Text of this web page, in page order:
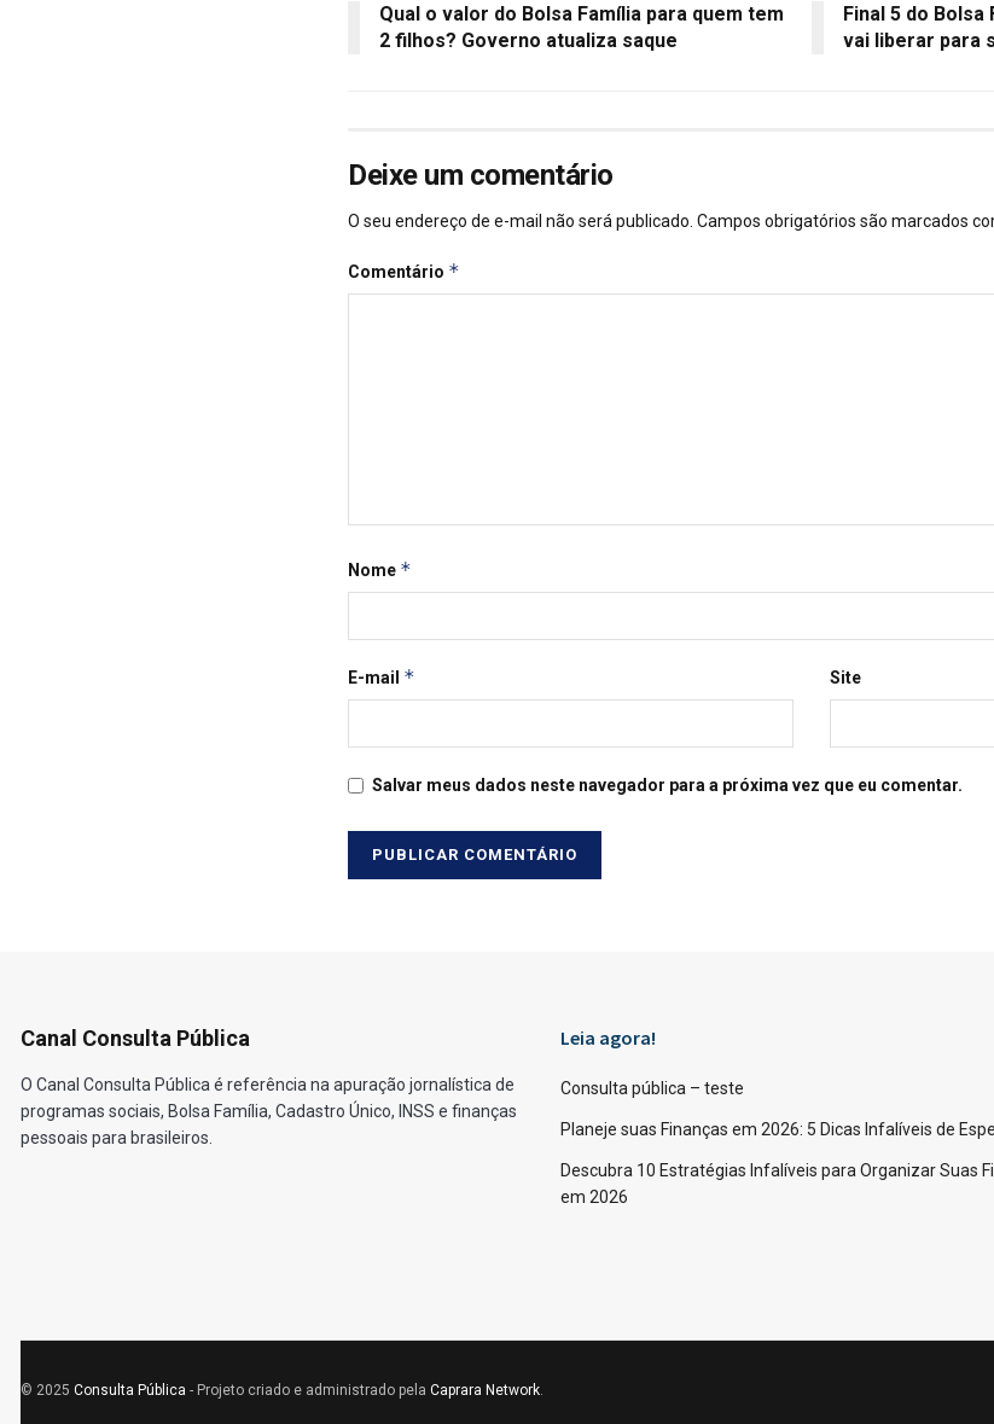
Qual o valor do Bolsa Família para quem tem
2 filhos? Governo atualiza saque
Final 5 do
vai liberar para
Deixe um comentário
O seu endereço de e-mail não será publicado. Campos obrigatórios são marcados
Comentário *
Nome *
E-mail * Site
Salvar meus dados neste navegador para a próxima vez que eu comentar.
Canal Consulta Pública
O Canal Consulta Pública é referência na apuração jornalística de
programas sociais, Bolsa Família, Cadastro Único, INSS e finanças
pessoais para brasileiros.
Leia agora!
Consulta pública – teste
Planeje suas Finanças em 2026: 5 Dicas Infalíveis de
Descubra 10 Estratégias Infalíveis para Organizar Suas
em 2026
© 2025 Consulta Pública - Projeto criado e administrado pela Caprara Network